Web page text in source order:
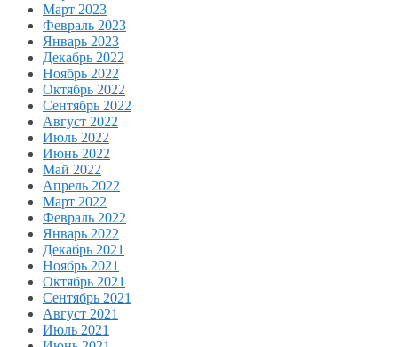
Март 2023
Февраль 2023
Январь 2023
Декабрь 2022
Ноябрь 2022
Октябрь 2022
Сентябрь 2022
Август 2022
Июль 2022
Июнь 2022
Май 2022
Апрель 2022
Март 2022
Февраль 2022
Январь 2022
Декабрь 2021
Ноябрь 2021
Октябрь 2021
Сентябрь 2021
Август 2021
Июль 2021